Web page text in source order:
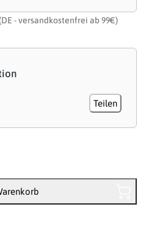
- versandkostenfrei ab 99€)
Teilen